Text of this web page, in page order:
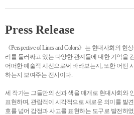
Press Release
《Perspective of Lines and Colors》는 현대사회의
리를 둘러싸고 있는 다양한 관계들에 대한 기억을
어떠한 예술적 시선으로써 바라보는지, 또한 어떤
하는지 보여주는 전시이다.
세 작가는 그들만의 선과 색을 매개로 현대사회와
표현하며, 관람객이 시각적으로 새로운 의미를 발
호를 넘어 감정과 사고를 표현하는 도구로 발전하